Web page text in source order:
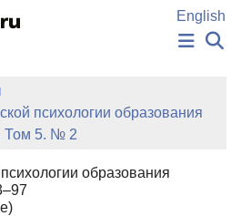
English
НОВОСТИ
ИЗДАНИЯ
АВТОРЫ
ЗНАНИЙ
СЛОВА
психологии образования
Том 5. № 2
образования